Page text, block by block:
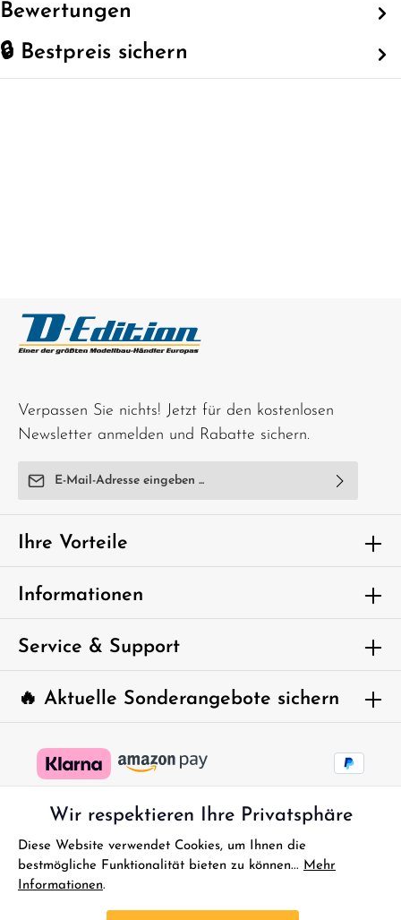
Bewertungen
🔒 Bestpreis sichern
Verpassen Sie nichts! Jetzt für den kostenlosen
Newsletter anmelden und Rabatte sichern.
E-Mail-Adresse*
Ich habe dieDatenschutzbestimmungenzur Kenntnis
genommen und die
einverstanden.
Um weiterzugehen, geben Sie die oben
abgebildeten Zeichen ein*
🔥 Aktuelle Sonderangebote sichern
Ihre Vorteile
Informationen
Service & Support
Wir respektieren Ihre Privatsphäre
Diese Website verwendet Cookies, um Ihnen die
bestmögliche Funktionalität bieten zu können... Mehr
Informationen.